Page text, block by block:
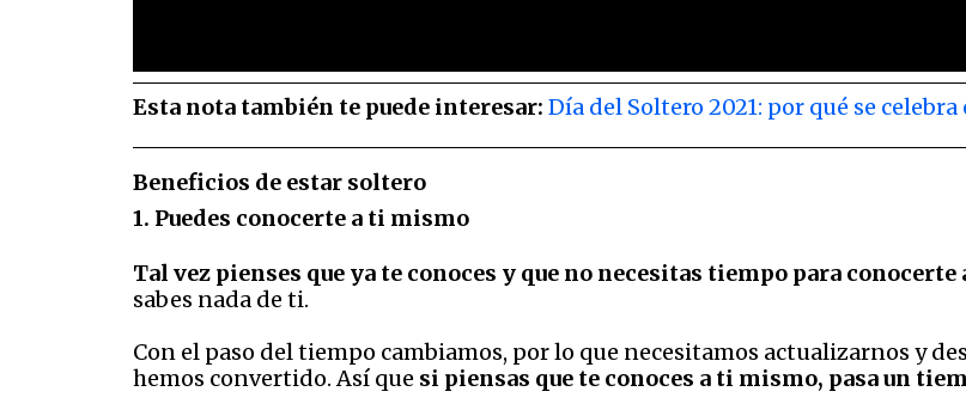
Esta nota también te puede interesar: Día del Soltero 2021: por qué se
Beneficios de estar soltero
1. Puedes conocerte a ti mismo
Tal vez pienses que ya te conoces y que no necesitas tiempo para
sabes nada de ti.
Con el paso del tiempo cambiamos, por lo que necesitamos actualizarnos y
hemos convertido. Así que si piensas que te conoces a ti mismo, pasa un